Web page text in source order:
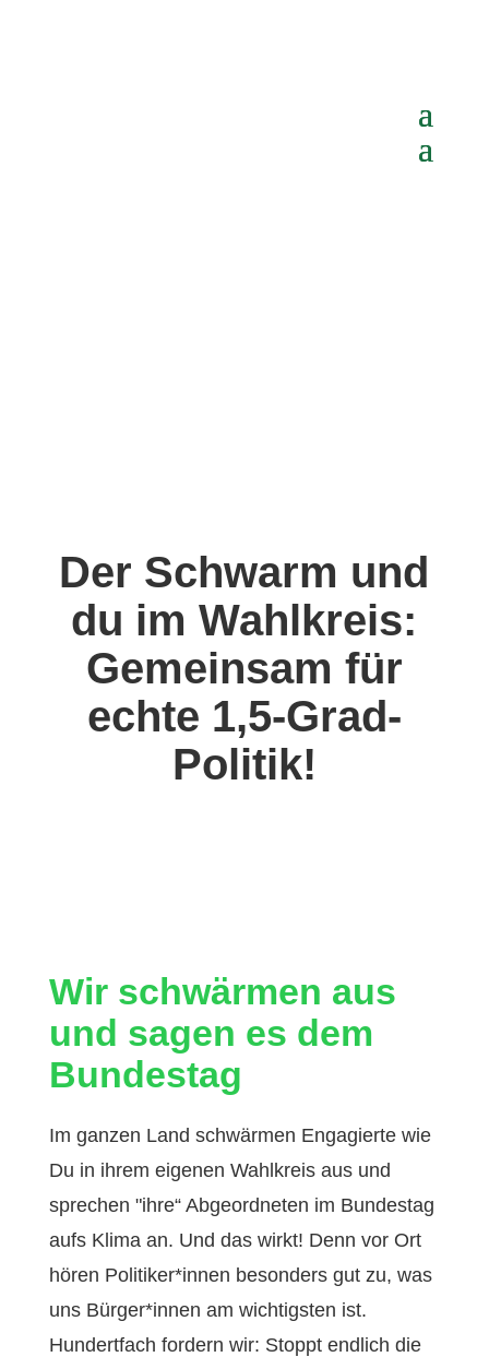
Der Schwarm und
du im Wahlkreis:
Gemeinsam für
echte 1,5-Grad-
Politik!
Wir schwärmen aus
und sagen es dem
Bundestag
Im ganzen Land schwärmen Engagierte wie
Du in ihrem eigenen Wahlkreis aus und
sprechen "ihre“ Abgeordneten im Bundestag
aufs Klima an. Und das wirkt! Denn vor Ort
hören Politiker*innen besonders gut zu, was
uns Bürger*innen am wichtigsten ist.
Hundertfach fordern wir: Stoppt endlich die